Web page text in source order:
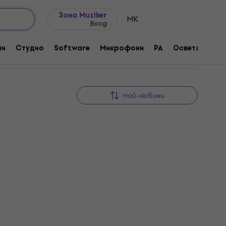
Зона Muziker
Вход MK
Студио Software Микрофони PA Осветление
Най-любими